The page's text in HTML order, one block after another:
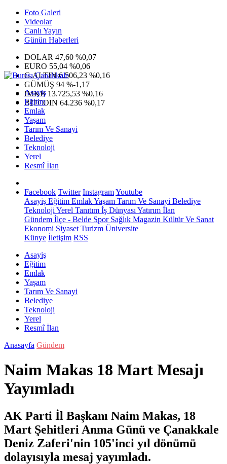
Foto Galeri
Videolar
Canlı Yayın
Günün Haberleri
DOLAR 47,60 %0,07
EURO 55,04 %0,06
G.ALTIN6.506,23 %0,16
GÜMÜŞ 94 %-1,17
IMKB 13.725,53 %0,16
BITCOIN 64.236 %0,17
Asayiş
Eğitim
Emlak
Yaşam
Tarım Ve Sanayi
Belediye
Teknoloji
Yerel
Resmî İlan
Facebook Twitter InstagramYoutube
Asayiş Eğitim EmlakYaşam Tarım Ve Sanayi Belediye
Teknoloji Yerel Tanıtım İş Dünyası Yatırım İlan
Gündem İlçe - Belde SporSağlık Magazin Kültür Ve Sanat
Ekonomi Siyaset Turizm Üniversite
Künye İletişim RSS
Asayiş
Eğitim
Emlak
Yaşam
Tarım Ve Sanayi
Belediye
Teknoloji
Yerel
Resmî İlan
Anasayfa Gündem
Naim Makas 18 Mart Mesajı
Yayımladı
AK Parti İl Başkanı Naim Makas, 18
Mart Şehitleri Anma Günü ve Çanakkale
Deniz Zaferi'nin 105'inci yıl dönümü
dolayısıyla mesaj yayımladı.